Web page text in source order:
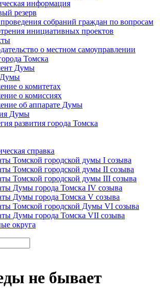
информация
резерв
собраний граждан по вопросам
инициативных проектов
о местном самоуправлении
Томска
Думы
о комитетах
о комиссиях
об аппарате Думы
Думы
развития города Томска
справка
Томской городской думы I созыва
Томской городской думы II созыва
Томской городской думы III созыва
Думы города Томска IV созыва
Думы города Томска V созыва
Томской городской Думы VI созыва
Думы города Томска VII созыва
округа
не бывает